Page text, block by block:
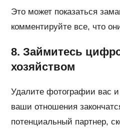
Это может показаться
комментируйте все, что
8. Займитесь
хозяйством
Удалите фотографии вас
ваши отношения
потенциальный партнер,